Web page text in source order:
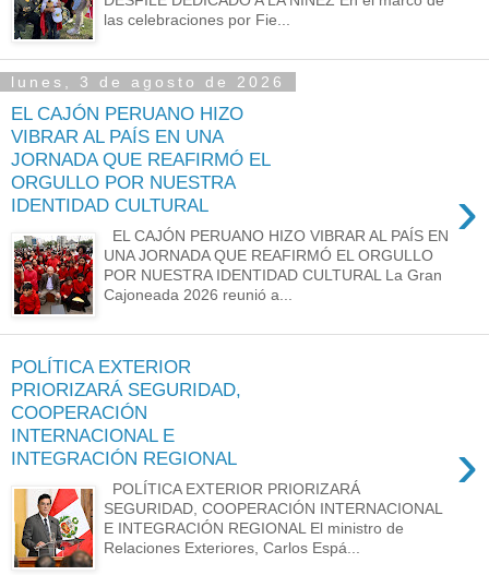
las celebraciones por Fie...
lunes, 3 de agosto de 2026
EL CAJÓN PERUANO HIZO
VIBRAR AL PAÍS EN UNA
JORNADA QUE REAFIRMÓ EL
ORGULLO POR NUESTRA
IDENTIDAD CULTURAL
›
EL CAJÓN PERUANO HIZO VIBRAR AL PAÍS EN
UNA JORNADA QUE REAFIRMÓ EL ORGULLO
POR NUESTRA IDENTIDAD CULTURAL La Gran
Cajoneada 2026 reunió a...
POLÍTICA EXTERIOR
PRIORIZARÁ SEGURIDAD,
COOPERACIÓN
INTERNACIONAL E
INTEGRACIÓN REGIONAL
›
POLÍTICA EXTERIOR PRIORIZARÁ
SEGURIDAD, COOPERACIÓN INTERNACIONAL
E INTEGRACIÓN REGIONAL El ministro de
Relaciones Exteriores, Carlos Espá...